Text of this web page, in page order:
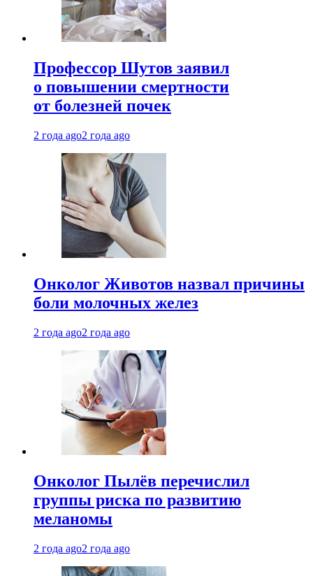
Профессор Шутов заявил
о повышении смертности
от болезней почек
2 года ago2 года ago
Онколог Животов назвал причины
боли молочных желез
2 года ago2 года ago
Онколог Пылёв перечислил
группы риска по развитию
меланомы
2 года ago2 года ago